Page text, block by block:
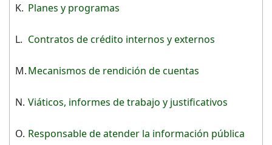
K. Planes y programas
L. Contratos de crédito internos y externos
M.Mecanismos de rendición de cuentas
N. Viáticos, informes de trabajo y justificativos
O. Responsable de atender la información pública